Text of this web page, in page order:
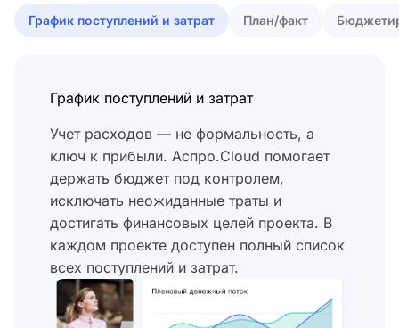
График поступлений и затрат План/факт
График поступлений и затрат
Учет расходов — не формальность, а
ключ к прибыли. Аспро.Cloud помогает
держать бюджет под контролем,
исключать неожиданные траты и
достигать финансовых целей проекта. В
каждом проекте доступен полный список
всех поступлений и затрат.